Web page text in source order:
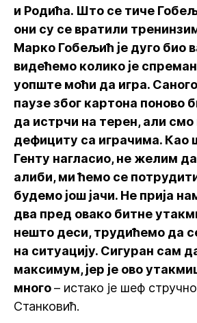
и Родића. Што се тиче
они су се вратили
Марко Гобељић је дуго био
видећемо колико је
уопште моћи да игра.
паузе због картона поново
да истрчи на терен, али смо
дефициту са играчима. Као
Генту нагласио, не желим
алиби, ми ћемо се
будемо још јачи. Не прија
два пред овако битне
нешто деси, трудићемо да
на ситуацију. Сигуран сам
максимум, јер је ово
много– истако је шеф
Станковић.